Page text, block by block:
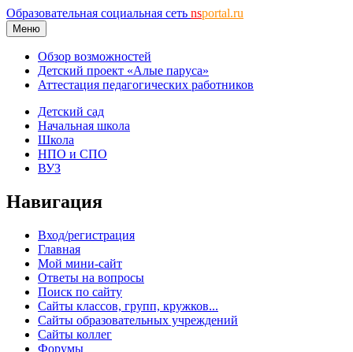
Образовательная социальная сеть nsportal.ru
Меню
Обзор возможностей
Детский проект «Алые паруса»
Аттестация педагогических работников
Детский сад
Начальная школа
Школа
НПО и СПО
ВУЗ
Навигация
Вход/регистрация
Главная
Мой мини-сайт
Ответы на вопросы
Поиск по сайту
Сайты классов, групп, кружков...
Сайты образовательных учреждений
Сайты коллег
Форумы